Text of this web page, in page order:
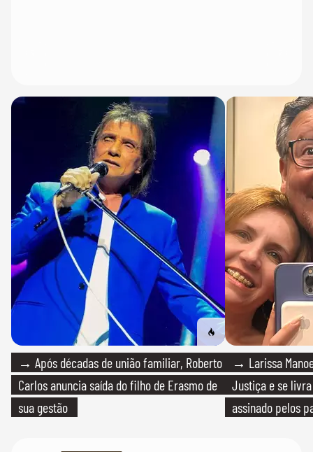
→ Após décadas de união familiar, Roberto
Carlos anuncia saída do filho de Erasmo de
sua gestão
→ Larissa
Justiça e se
assinado pelos